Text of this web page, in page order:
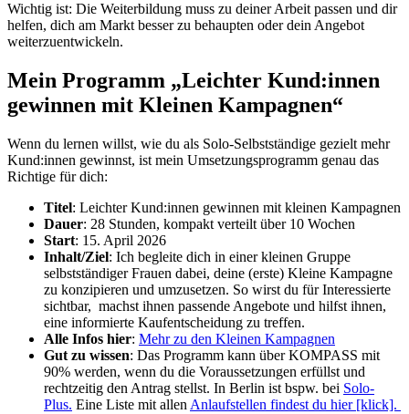
Wichtig ist: Die Weiterbildung muss zu deiner Arbeit passen und dir
helfen, dich am Markt besser zu behaupten oder dein Angebot
weiterzuentwickeln.
Mein Programm „Leichter Kund:innen
gewinnen mit Kleinen Kampagnen“
Wenn du lernen willst, wie du als Solo-Selbstständige gezielt mehr
Kund:innen gewinnst, ist mein Umsetzungsprogramm genau das
Richtige für dich:
Titel: Leichter Kund:innen gewinnen mit kleinen Kampagnen
Dauer: 28 Stunden, kompakt verteilt über 10 Wochen
Start: 15. April 2026
Inhalt/Ziel: Ich begleite dich in einer kleinen Gruppe
selbstständiger Frauen dabei, deine (erste) Kleine Kampagne
zu konzipieren und umzusetzen. So wirst du für Interessierte
sichtbar, machst ihnen passende Angebote und hilfst ihnen,
eine informierte Kaufentscheidung zu treffen.
Alle Infos hier: Mehr zu den Kleinen Kampagnen
Gut zu wissen: Das Programm kann über KOMPASS mit
90% werden, wenn du die Voraussetzungen erfüllst und
rechtzeitig den Antrag stellst. In Berlin ist bspw. bei Solo-
Plus. Eine Liste mit allen Anlaufstellen findest du hier [klick].